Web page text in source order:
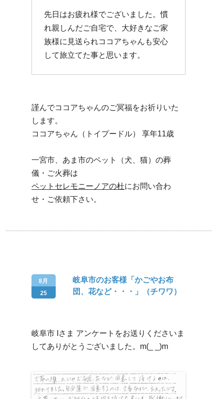
先日はお疲れ様でございました。慣
れ親しんだご自宅で、大好きなご家
族様に見送られココアちゃんも安心
して旅立てた事と思います。
謹んでココアちゃんのご冥福をお祈りいた
します。
ココアちゃん（トイプードル） 享年11歳
一宮市、あま市のペット（犬、猫）の葬
儀・ご火葬は
ペットセレモニーノアの杜にお問い合わ
せ・ご依頼下さい。
8月
25
岐阜市のお客様「かごやお布
団、花など・・・」（チワワ）
岐阜市 Iさま アンケートをお送りくださいま
してありがとうございました。m(_ _)m